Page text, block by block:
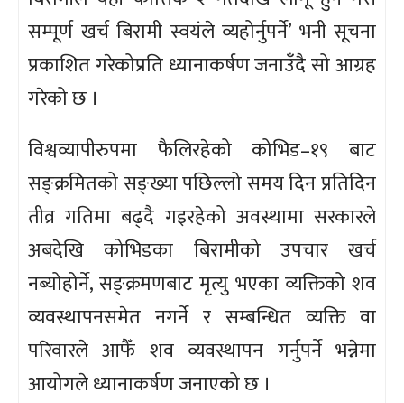
सम्पूर्ण खर्च बिरामी स्वयंले व्यहोर्नुपर्ने’ भनी सूचना
प्रकाशित गरेकोप्रति ध्यानाकर्षण जनाउँदै सो आग्रह
गरेको छ ।
विश्वव्यापीरुपमा फैलिरहेको कोभिड–१९ बाट
सङ्क्रमितको सङ्ख्या पछिल्लो समय दिन प्रतिदिन
तीव्र गतिमा बढ्दै गइरहेको अवस्थामा सरकारले
अबदेखि कोभिडका बिरामीको उपचार खर्च
नब्योहोर्ने, सङ्क्रमणबाट मृत्यु भएका व्यक्तिको शव
व्यवस्थापनसमेत नगर्ने र सम्बन्धित व्यक्ति वा
परिवारले आफैँ शव व्यवस्थापन गर्नुपर्ने भन्नेमा
आयोगले ध्यानाकर्षण जनाएको छ ।